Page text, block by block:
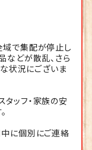
域で集配が停止し
などが散乱、さら
状況にございま
タッフ・家族の安
に個別にご連絡